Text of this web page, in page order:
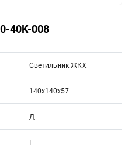
40K-008
Светильник ЖКХ
140х140х57
Д